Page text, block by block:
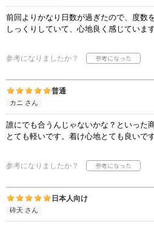
前回よりかなり日数が過ぎたので、度数
しっくりしていて、心地良く感じています
参考になりましたか？
普通
カニ さん
誰にでも合うんじゃないかな？といった
とても軽いです。着け心地とても良いです
参考になりましたか？
日本人向け
砕天 さん